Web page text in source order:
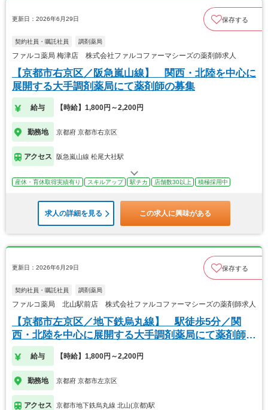
更新日：2026年6月29日 保存する
契約社員・嘱託社員 調剤薬局
ファルコ薬局 梅津店 株式会社ファルコファーマシーズの薬剤師求人
【京都市右京区／阪急嵐山線】 関西・北陸を中心に
展開する大手調剤薬局にて薬剤師の募集
給与 【時給】1,800円～2,200円
勤務地 京都府 京都市右京区
アクセス 阪急嵐山線 松尾大社駅
産休・育休取得実績有り スキルアップ 駅チカ 店舗数30以上 積極採用中
求人の詳細を見る この求人に興味がある
更新日：2026年6月29日 保存する
契約社員・嘱託社員 調剤薬局
ファルコ薬局 北山駅前店 株式会社ファルコファーマシーズの薬剤師求人
【京都市左京区／地下鉄烏丸線】 駅徒歩5分／関
西・北陸を中心に展開する大手調剤薬局にて薬剤師の
募集
給与 【時給】1,800円～2,200円
勤務地 京都府 京都市左京区
アクセス 京都市地下鉄烏丸線 北山(京都)駅